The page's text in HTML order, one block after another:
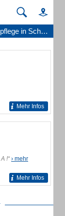
Die 4 besten Anbieter für medizinische Fußpflege in Schmelz Saar
Mehr Infos
!“› mehr
Mehr Infos